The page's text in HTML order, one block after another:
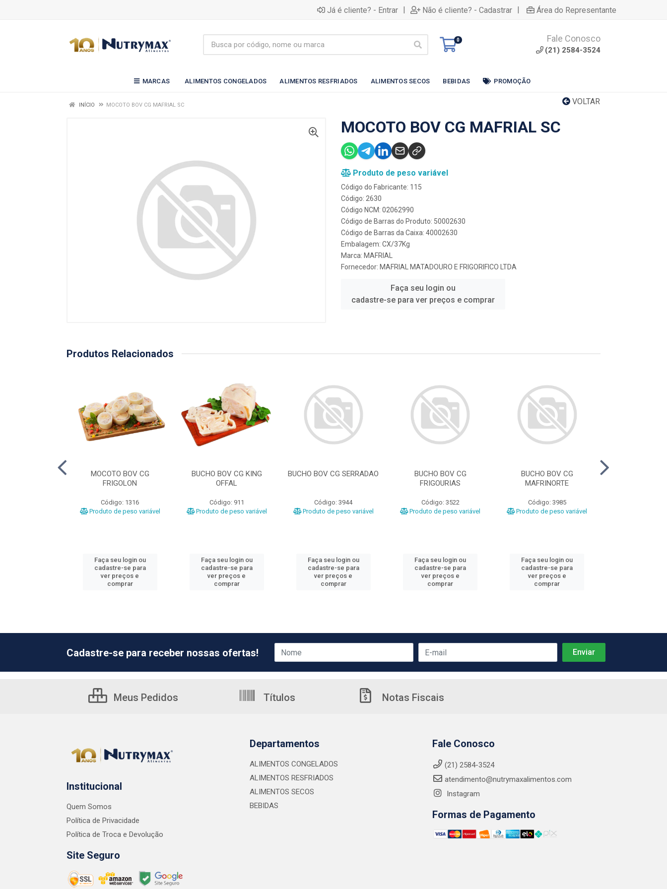
Já é cliente? - Entrar | Não é cliente? - Cadastrar | Área do Representante
0 Fale Conosco
(21) 2584-3524
MARCAS ALIMENTOS CONGELADOS ALIMENTOS RESFRIADOS ALIMENTOS SECOS BEBIDAS PROMOÇÃO
VOLTAR
INÍCIO MOCOTO BOV CG MAFRIAL SC
MOCOTO BOV CG MAFRIAL SC
Produto de peso variável
Código do Fabricante: 115
Código: 2630
Código NCM: 02062990
Código de Barras do Produto: 50002630
Código de Barras da Caixa: 40002630
Embalagem: CX/37Kg
Marca: MAFRIAL
Fornecedor: MAFRIAL MATADOURO E FRIGORIFICO LTDA
Faça seu login ou
cadastre-se para ver preços e comprar
Produtos Relacionados
MOCOTO BOV CG
FRIGOLON
Código: 1316
Produto de peso variável
Faça seu login ou
cadastre-se para
ver preços e
comprar
BUCHO BOV CG KING
OFFAL
Código: 911
Produto de peso variável
Faça seu login ou
cadastre-se para
ver preços e
comprar
BUCHO BOV CG SERRADAO
Código: 3944
Produto de peso variável
Faça seu login ou
cadastre-se para
ver preços e
comprar
BUCHO BOV CG
FRIGOURIAS
Código: 3522
Produto de peso variável
Faça seu login ou
cadastre-se para
ver preços e
comprar
BUCHO BOV CG
MAFRINORTE
Código: 3985
Produto de peso variável
Faça seu login ou
cadastre-se para
ver preços e
comprar
Cadastre-se para receber nossas ofertas!
Meus Pedidos Títulos Notas Fiscais
Institucional
Quem Somos
Política de Privacidade
Política de Troca e Devolução
Site Seguro
Departamentos
ALIMENTOS CONGELADOS
ALIMENTOS RESFRIADOS
ALIMENTOS SECOS
BEBIDAS
Fale Conosco
(21) 2584-3524
atendimento@nutrymaxalimentos.com
Instagram
Formas de Pagamento